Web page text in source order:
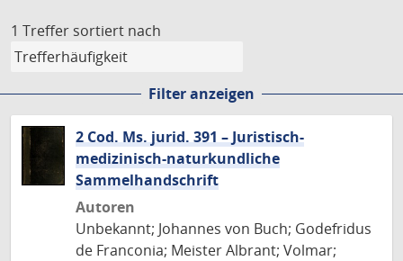
1 Treffer sortiert nach
Filter anzeigen
2 Cod. Ms. jurid. 391 – Juristisch-
medizinisch-naturkundliche
Sammelhandschrift
Autoren
Unbekannt; Johannes von Buch; Godefridus
de Franconia; Meister Albrant; Volmar;